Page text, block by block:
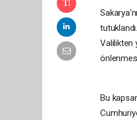
tutuklandı.
Valilikten
Bu